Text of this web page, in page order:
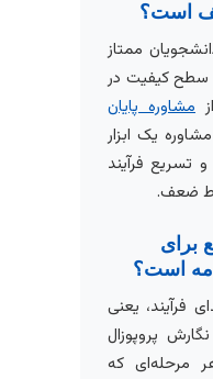
است؟
ممتاز
سطح کیفیت در
مشاوره پایان
یک ابزار
تسریع فرآیند
ضعف.
برای
است؟
فرآیند، یعنی
پروپوزال
مرحله‌ای که